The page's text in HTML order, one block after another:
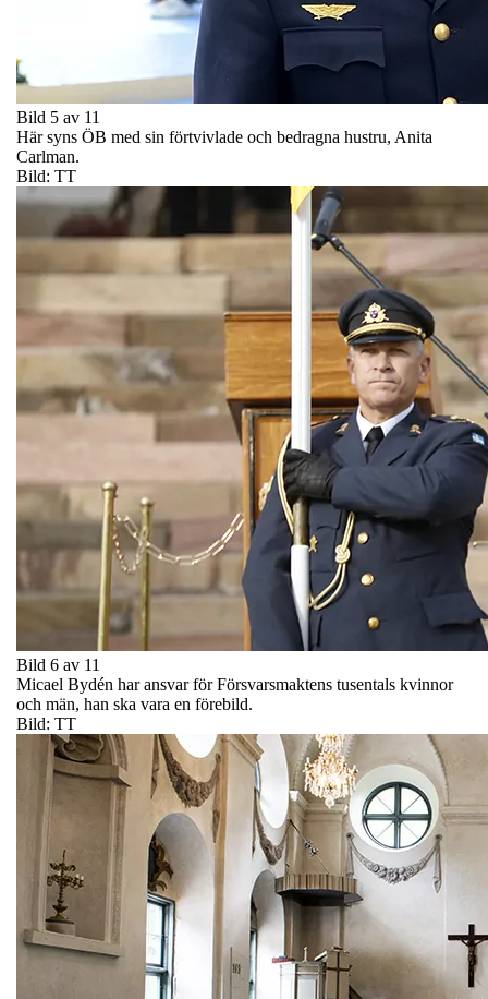
Bild 5 av 11
Här syns ÖB med sin förtvivlade och bedragna hustru, Anita
Carlman.
Bild: TT
Bild 6 av 11
Micael Bydén har ansvar för Försvarsmaktens tusentals kvinnor
och män, han ska vara en förebild.
Bild: TT